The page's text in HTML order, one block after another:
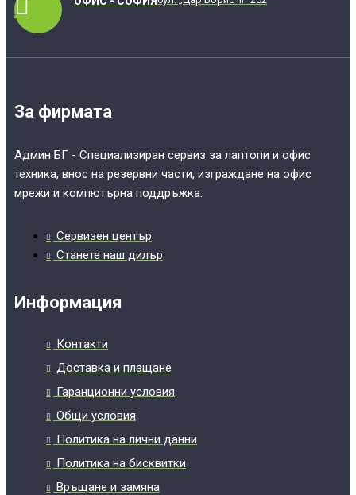
За фирмата
Админ БГ - Специализиран сервиз за лаптопи и офис
техника, внос на резервни части, изграждане на офис
мрежи и компютърна поддръжка.
Сервизен център
Станете наш дилър
Информация
Контакти
Доставка и плащане
Гаранционни условия
Общи условия
Политика на лични данни
Политика на бисквитки
Връщане и замяна